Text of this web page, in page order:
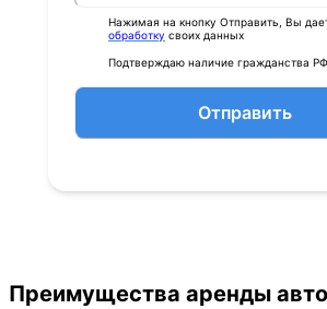
Нажимая на кнопку Отправить, Вы
обработку своих данных
Подтверждаю наличие гражданства РФ
Отправить
Преимущества аренды